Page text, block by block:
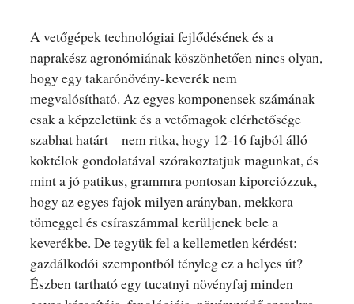
A vetőgépek technológiai fejlődésének és a
naprakész agronómiának köszönhetően nincs olyan,
hogy egy takarónövény-keverék nem
megvalósítható. Az egyes komponensek számának
csak a képzeletünk és a vetőmagok elérhetősége
szabhat határt – nem ritka, hogy 12-16 fajból álló
koktélok gondolatával szórakoztatjuk magunkat, és
mint a jó patikus, grammra pontosan kiporciózzuk,
hogy az egyes fajok milyen arányban, mekkora
tömeggel és csíraszámmal kerüljenek bele a
keverékbe. De tegyük fel a kellemetlen kérdést:
gazdálkodói szempontból tényleg ez a helyes út?
Észben tartható egy tucatnyi növényfaj minden